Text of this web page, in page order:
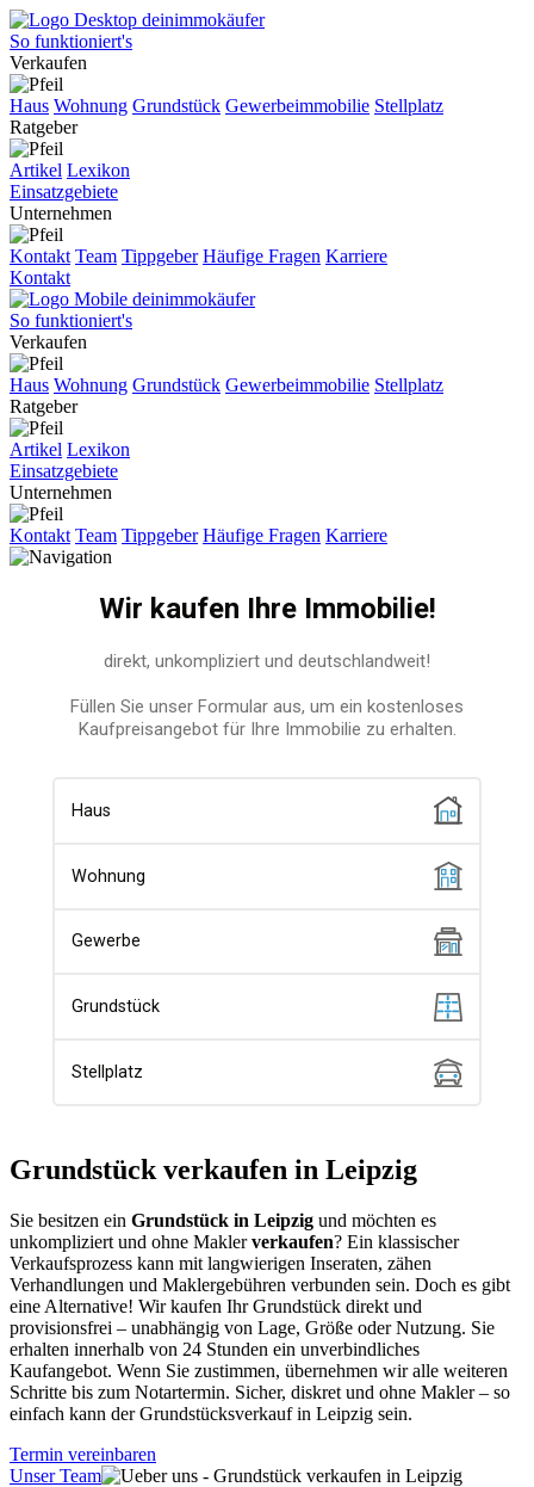
So funktioniert's
Verkaufen
Haus Wohnung Grundstück Gewerbeimmobilie Stellplatz
Ratgeber
Artikel Lexikon
Einsatzgebiete
Unternehmen
Kontakt Team Tippgeber Häufige Fragen Karriere
Kontakt
So funktioniert's
Verkaufen
Haus Wohnung Grundstück Gewerbeimmobilie Stellplatz
Ratgeber
Artikel Lexikon
Einsatzgebiete
Unternehmen
Kontakt Team Tippgeber Häufige Fragen Karriere
Grundstück verkaufen in Leipzig
Sie besitzen ein Grundstück in Leipzig und möchten es
unkompliziert und ohne Maklerverkaufen? Ein klassischer
Verkaufsprozess kann mit langwierigen Inseraten, zähen
Verhandlungen und Maklergebühren verbunden sein. Doch es gibt
eine Alternative! Wir kaufen Ihr Grundstück direkt und
provisionsfrei – unabhängig von Lage, Größe oder Nutzung. Sie
erhalten innerhalb von 24 Stunden ein unverbindliches
Kaufangebot. Wenn Sie zustimmen, übernehmen wir alle weiteren
Schritte bis zum Notartermin. Sicher, diskret und ohne Makler – so
einfach kann der Grundstücksverkauf in Leipzig sein.
Termin vereinbaren
Unser Team